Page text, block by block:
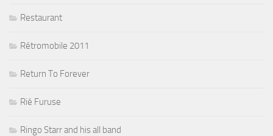
Restaurant
Rétromobile 2011
Return To Forever
Rié Furuse
Ringo Starr and his all band